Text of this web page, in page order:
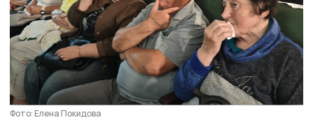
Фото: Елена Покидова